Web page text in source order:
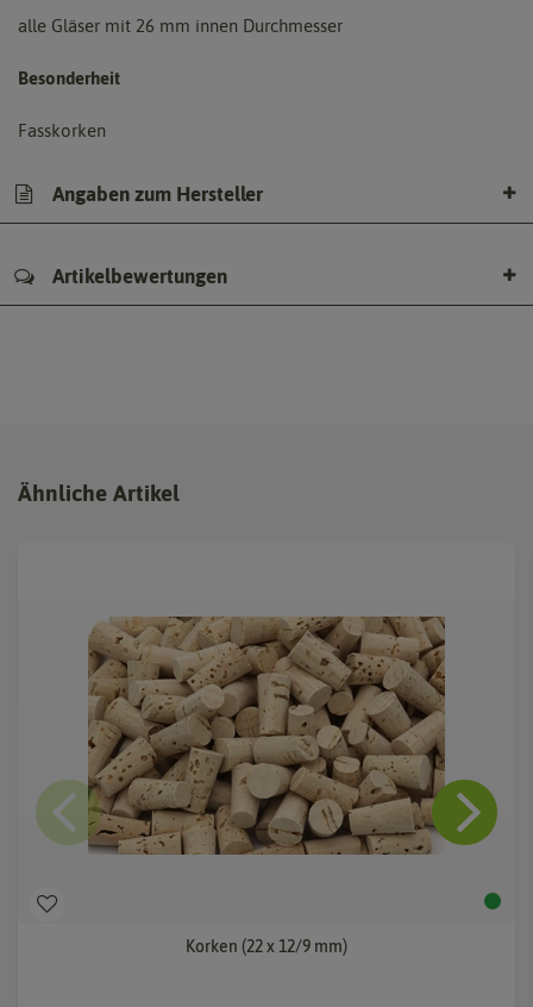
alle Gläser mit 26 mm innen Durchmesser
Besonderheit
Fasskorken
Angaben zum Hersteller
Artikelbewertungen
Ähnliche Artikel
Korken (22 x 12/9 mm)